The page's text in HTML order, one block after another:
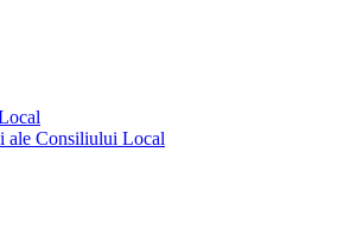
ale Consiliului Local